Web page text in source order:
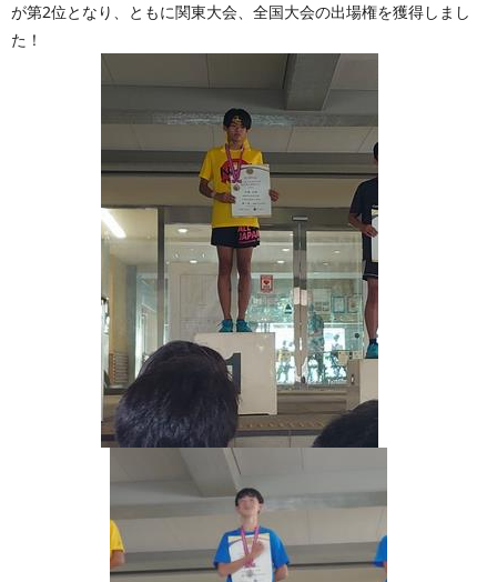
が第2位となり、ともに関東大会、全国大会の出場権を獲得しまし
た！